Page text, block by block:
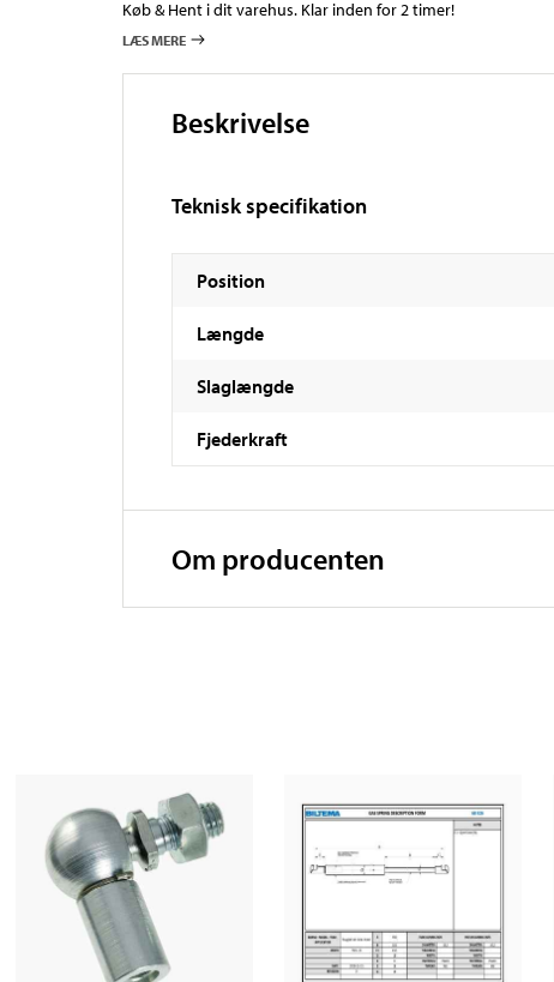
Køb & Hent i dit varehus. Klar inden for 2 timer!
LÆS MERE
Beskrivelse
Teknisk specifikation
Position
Længde
Slaglængde
Fjederkraft
Om producenten